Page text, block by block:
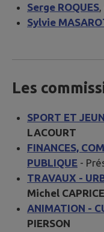
Serge ROQUES
Sylvie
Les
SPORT ET
LACOURT
FINANCES,
PUBLIQUE -
TRAVAUX -
Michel CAPRICE
ANIMATION -
PIERSON